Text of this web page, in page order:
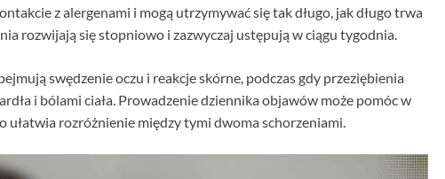
z alergenami i mogą utrzymywać się tak długo, jak długo trwa
rozwijają się stopniowo i zazwyczaj ustępują w ciągu tygodnia.
swędzenie oczu i reakcje skórne, podczas gdy przeziębienia
i bólami ciała. Prowadzenie dziennika objawów może pomóc w
ułatwia rozróżnienie między tymi dwoma schorzeniami.